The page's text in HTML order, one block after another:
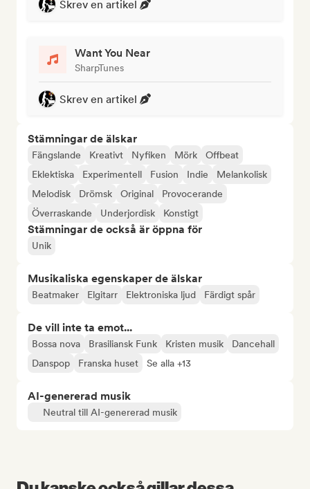
Skrev en artikel
Want You Near
SharpTunes
Skrev en artikel
Stämningar de älskar
Fängslande Kreativt Nyfiken Mörk
Offbeat
Eklektiska
Experimentell Fusion Indie
Melankolisk
Melodisk
Drömsk Original
Provocerande
Överraskande
Underjordisk Konstigt
Stämningar de också är öppna för
Unik
Musikaliska egenskaper de älskar
Beatmaker Elgitarr Elektroniska ljud Färdigt spår
De vill inte ta emot...
Bossa nova Brasiliansk Funk Kristen musik
Dancehall
Danspop
Franska huset Se alla +13
AI-genererad musik
Neutral till AI-genererad musik